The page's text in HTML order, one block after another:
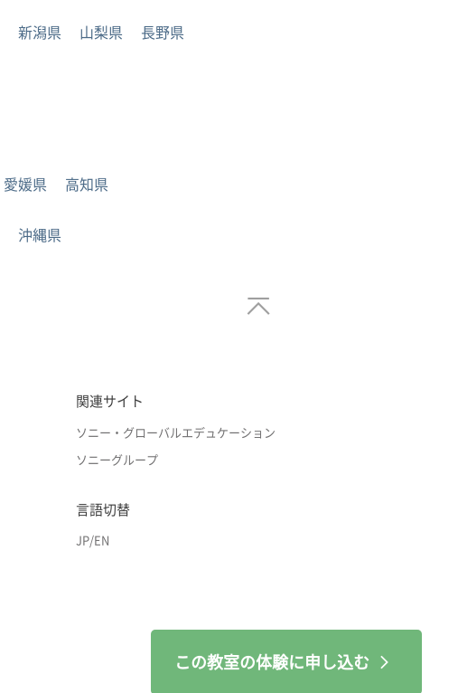
この教室の体験に申し込む
新潟県 山梨県 長野県
愛媛県 高知県
沖縄県
関連サイト
ソニー・グローバルエデュケーション
ソニーグループ
言語切替
JP/EN